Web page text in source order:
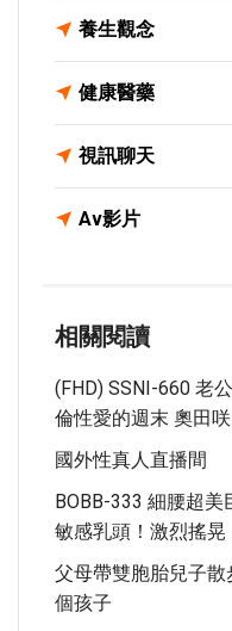
養生觀念
健康醫藥
視訊聊天
Av影片
相關閱讀
(FHD) SSNI-660 老
倫性愛的週末 奧田咲
國外性真人直播間
BOBB-333 細腰超
敏感乳頭！激烈搖晃
父母帶雙胞胎兒子
個孩子